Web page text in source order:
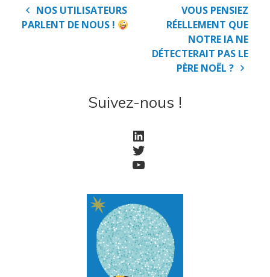
Navigation
de
NOS UTILISATEURS
PARLENT DE NOUS !
VOUS PENSIEZ
RÉELLEMENT QUE
NOTRE IA NE
DÉTECTERAIT PAS LE
PÈRE NOËL ?
Suivez-nous !
LinkedIn
Twitter
YouTube
Accueil
Data Center
Nos partenaires
Certifications
Services